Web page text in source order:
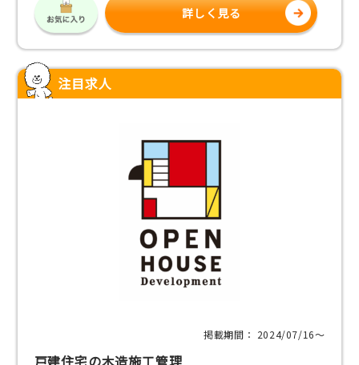
詳しく見る
注目求人
掲載期間： 2024/07/16〜